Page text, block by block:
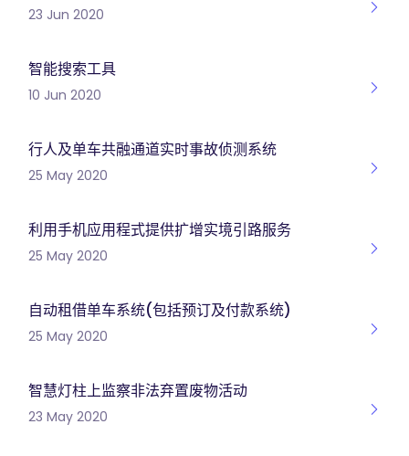
23 Jun 2020
智能搜索工具
10 Jun 2020
行人及单车共融通道实时事故侦测系统
25 May 2020
利用手机应用程式提供扩增实境引路服务
25 May 2020
自动租借单车系统(包括预订及付款系统)
25 May 2020
智慧灯柱上监察非法弃置废物活动
23 May 2020